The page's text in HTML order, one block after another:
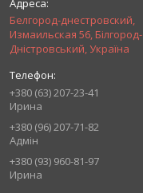
Белгород-днестровский,
Измаильская 56, Білгород-
Дністровський, Україна
+380 (63) 207-23-41
Ирина
+380 (96) 207-71-82
Адмін
+380 (93) 960-81-97
Ирина